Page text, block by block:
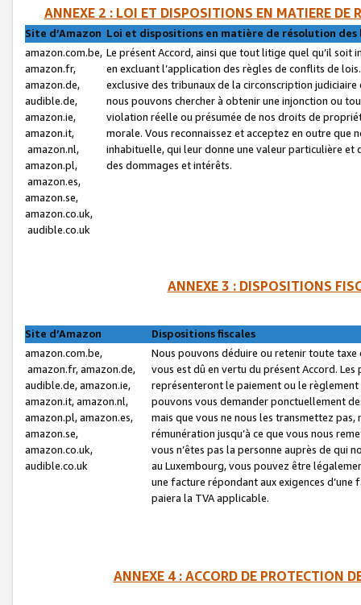
ANNEXE 2 : LOI ET DISPOSITIONS EN MATIERE DE
Site d’Amazon Loi et dispositions en matière de résolution
amazon.com.be,
amazon.fr,
amazon.de,
audible.de,
amazon.ie,
amazon.it,
amazon.nl,
amazon.pl,
amazon.es,
amazon.se,
amazon.co.uk,
audible.co.uk
Le présent Accord, ainsi que tout litige quel qu’il soit
en excluant l’application des règles de conflits de
exclusive des tribunaux de la circonscription
nous pouvons chercher à obtenir une injonction ou
violation réelle ou présumée de nos droits de
morale. Vous reconnaissez et acceptez en outre que
inhabituelle, qui leur donne une valeur particulière
des dommages et intérêts.
ANNEXE 3 : DISPOSITIONS
Site d’Amazon
Dispositions fiscales
amazon.com.be,
amazon.fr, amazon.de,
audible.de, amazon.ie,
amazon.it, amazon.nl,
amazon.pl, amazon.es,
amazon.se,
amazon.co.uk,
audible.co.uk
Nous pouvons déduire ou retenir toute
vous est dû en vertu du présent Accord.
représenteront le paiement ou le
pouvons vous demander ponctuellement
mais que vous ne nous les transmettez
rémunération jusqu’à ce que vous nous
vous n’êtes pas la personne auprès de qui
au Luxembourg, vous pouvez être
une facture répondant aux exigences
paiera la TVA applicable.
ANNEXE 4 : ACCORD DE PROTECTION